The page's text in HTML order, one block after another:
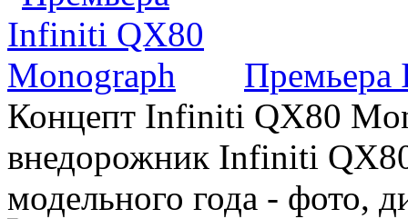
Премьера
Концепт Infiniti QX80
внедорожник Infiniti
модельного года - фото,